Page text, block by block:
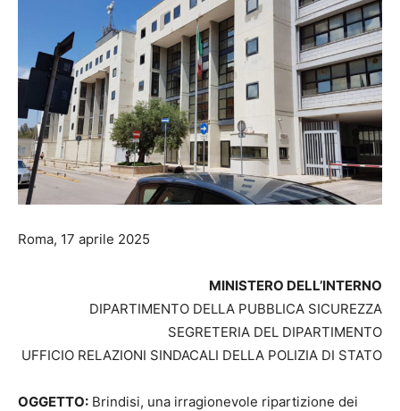
Roma, 17 aprile 2025
MINISTERO DELL’INTERNO
DIPARTIMENTO DELLA PUBBLICA SICUREZZA
SEGRETERIA DEL DIPARTIMENTO
UFFICIO RELAZIONI SINDACALI DELLA POLIZIA DI STATO
OGGETTO: Brindisi, una irragionevole ripartizione dei